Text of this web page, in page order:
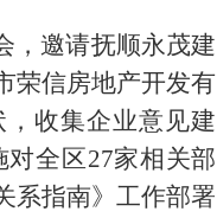
，邀请抚顺永茂建
荣信房地产开发有
收集企业意见建
全区27家相关部
系指南》工作部署